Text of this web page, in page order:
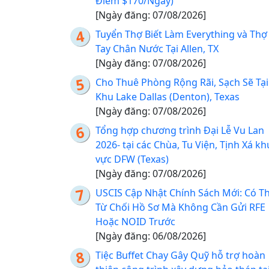
[Ngày đăng: 07/08/2026]
Tuyển Thợ Biết Làm Everything và Thợ
Tay Chân Nước Tại Allen, TX
[Ngày đăng: 07/08/2026]
Cho Thuê Phòng Rộng Rãi, Sạch Sẽ Tại
Khu Lake Dallas (Denton), Texas
[Ngày đăng: 07/08/2026]
Tổng hợp chương trình Đại Lễ Vu Lan
2026- tại các Chùa, Tu Viện, Tịnh Xá
vực DFW (Texas)
[Ngày đăng: 07/08/2026]
USCIS Cập Nhật Chính Sách Mới: Có
Từ Chối Hồ Sơ Mà Không Cần Gửi RFE
Hoặc NOID Trước
[Ngày đăng: 06/08/2026]
Tiệc Buffet Chay Gây Quỹ hỗ trợ hoàn